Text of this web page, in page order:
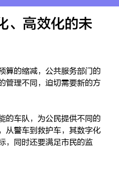
、高效化的未
算的缩减，公共服务部门的
管理不同，迫切需要新的方
的车队，为公民提供不同的
从警车到救护车，其数字化
，同时还要满足市民的监